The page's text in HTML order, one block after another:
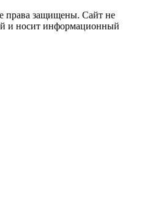
права защищены. Сайт не
и носит информационный